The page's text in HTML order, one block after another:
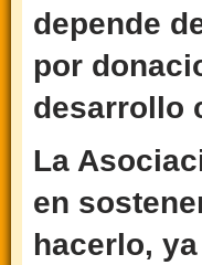
depende
por
desarrollo
La
en
hacerlo,